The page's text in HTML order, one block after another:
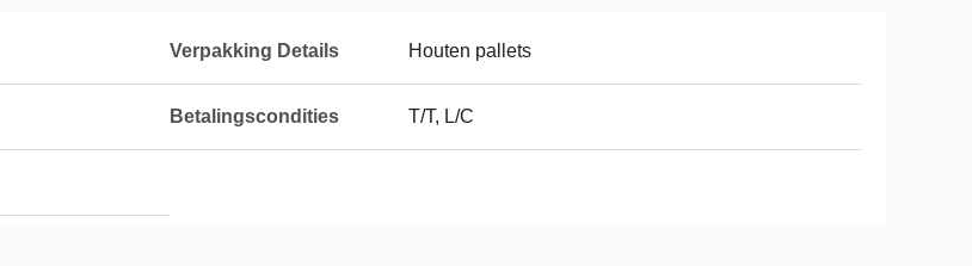
Verpakking Details Houten pallets
Betalingscondities T/T, L/C